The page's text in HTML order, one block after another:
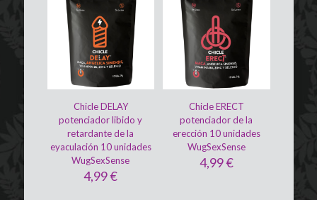
Chicle DELAY
potenciador libido y
retardante de la
eyaculación 10 unidades
WugSexSense
4,99€
Chicle ERECT
potenciador de la
erección 10 unidades
WugSexSense
4,99€